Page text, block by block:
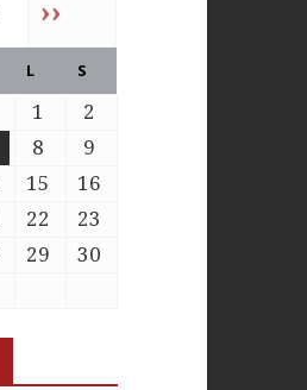
››
L S
1
2
8
9
15
16
22
23
29
30